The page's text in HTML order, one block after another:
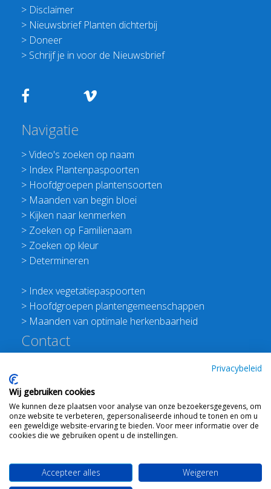
> Disclaimer
> Nieuwsbrief Planten dichterbij
> Doneer
> Schrijf je in voor de Nieuwsbrief
Navigatie
>Video's zoeken op naam
> Index Plantenpaspoorten
> Hoofdgroepen plantensoorten
> Maanden van begin bloei
> Kijken naar kenmerken
> Zoeken op Familienaam
> Zoeken op kleur
> Determineren
> Index vegetatiepaspoorten
> Hoofdgroepen plantengemeenschappen
> Maanden van optimale herkenbaarheid
Contact
E:info@floravannederland.nl
Plein 1992 70F 6221JP Maastricht
T: 06 41237586
KVK: 76114821 btw: NL860512289B01
Privacybeleid
Wij gebruiken cookies
We kunnen deze plaatsen voor analyse van onze bezoekersgegevens, om
onze website te verbeteren, gepersonaliseerde inhoud te tonen en om u
een geweldige website-ervaring te bieden. Voor meer informatie over de
cookies die we gebruiken opent u de instellingen.
Accepteer alles Weigeren